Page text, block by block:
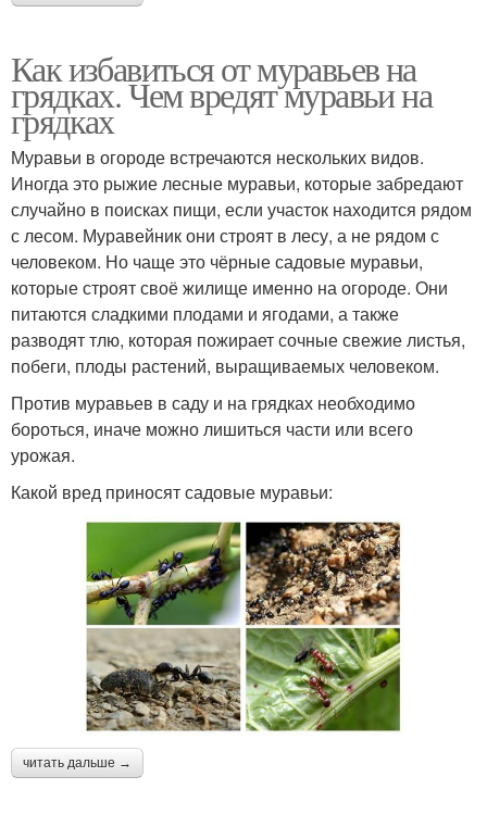
Как избавиться от муравьев на
грядках. Чем вредят муравьи на
грядках
Муравьи в огороде встречаются нескольких видов.
Иногда это рыжие лесные муравьи, которые забредают
случайно в поисках пищи, если участок находится рядом
с лесом. Муравейник они строят в лесу, а не рядом с
человеком. Но чаще это чёрные садовые муравьи,
которые строят своё жилище именно на огороде. Они
питаются сладкими плодами и ягодами, а также
разводят тлю, которая пожирает сочные свежие листья,
побеги, плоды растений, выращиваемых человеком.
Против муравьев в саду и на грядках необходимо
бороться, иначе можно лишиться части или всего
урожая.
Какой вред приносят садовые муравьи:
читать дальше →